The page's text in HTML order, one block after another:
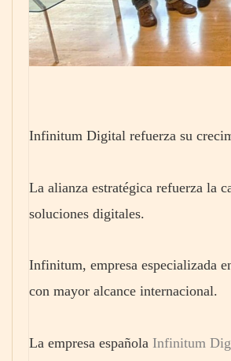
Infinitum Digital refuerza su
La alianza estratégica refuerza la
soluciones digitales.
Infinitum, empresa especializada
con mayor alcance internacional.
La empresa española Infinitum